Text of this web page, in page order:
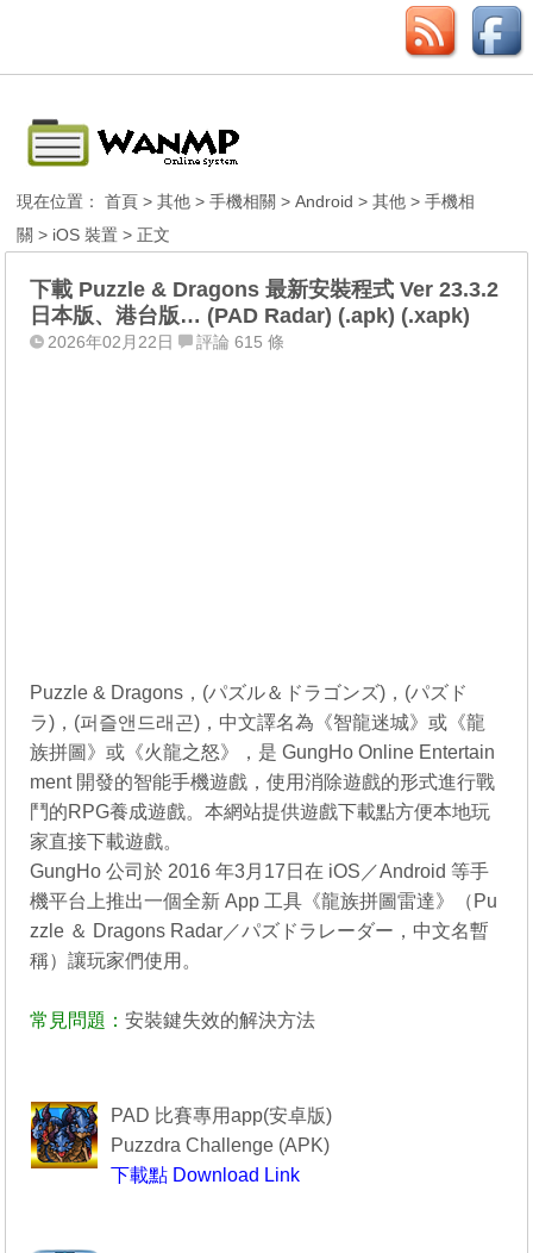
現在位置：首頁 >其他 >手機相關 >Android >其他 >手機相
關 > iOS 裝置 > 正文
下載 Puzzle & Dragons 最新安裝程式 Ver 23.3.2
日本版、港台版… (PAD Radar) (.apk) (.xapk)
2026年02月22日 評論 615 條
Puzzle & Dragons，(パズル＆ドラゴンズ)，(パズド
ラ)，(퍼즐앤드래곤)，中文譯名為《智龍迷城》或《龍
族拼圖》或《火龍之怒》，是 GungHo Online Entertain
ment 開發的智能手機遊戲，使用消除遊戲的形式進行戰
鬥的RPG養成遊戲。本網站提供遊戲下載點方便本地玩
家直接下載遊戲。
GungHo 公司於 2016 年3月17日在 iOS／Android 等手
機平台上推出一個全新 App 工具《龍族拼圖雷達》（Pu
zzle ＆ Dragons Radar／パズドラレーダー，中文名暫
稱）讓玩家們使用。
常見問題：安裝鍵失效的解決方法
PAD 比賽專用app(安卓版)
Puzzdra Challenge (APK)
下載點 Download Link